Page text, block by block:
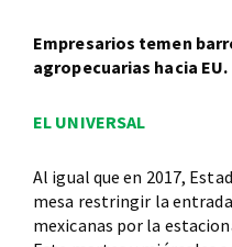
Empresarios temen
agropecuarias hacia EU.
EL UNIVERSAL
Al igual que en 2017,
mesa restringir la
mexicanas por la